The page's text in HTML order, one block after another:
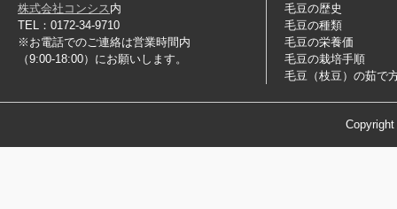
株式会社コンシス 内
TEL：0172-34-9710
※お電話でのご連絡は営業時間内
（9:00-18:00）にお願いします。
毛豆の歴史
毛豆の種類
毛豆の栄養価
毛豆の栽培手順
毛豆（枝豆）の茹で